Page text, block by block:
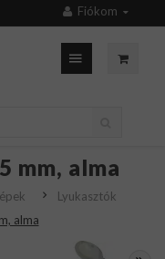
Fiókom
mm, alma
Lyukasztók
alma